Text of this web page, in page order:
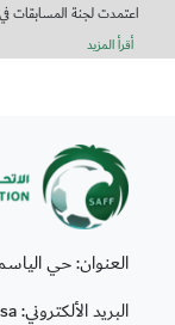
اعتمدت لجنة المسابقات
أقرأ المزيد
العنوان: حي
البريد الألكتروني: info@saff.com.sa